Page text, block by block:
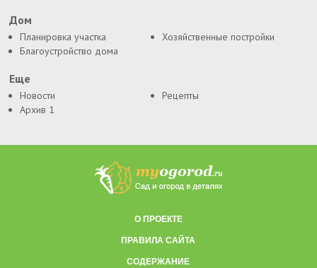
Дом
Планировка участка
Хозяйственные постройки
Благоустройство дома
Еще
Новости
Рецепты
Архив 1
О ПРОЕКТЕ
ПРАВИЛА САЙТА
СОДЕРЖАНИЕ